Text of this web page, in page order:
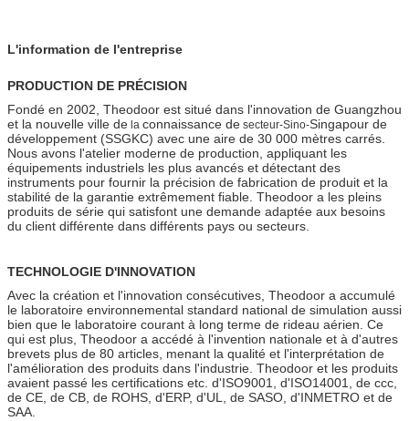
L'information de l'entreprise
PRODUCTION DE PRÉCISION
Fondé en 2002, Theodoor est situé dans l'innovation de Guangzhou
et la nouvelle ville de la connaissance de secteur-Sino-Singapour de
développement (SSGKC) avec une aire de 30 000 mètres carrés.
Nous avons l'atelier moderne de production, appliquant les
équipements industriels les plus avancés et détectant des
instruments pour fournir la précision de fabrication de produit et la
stabilité de la garantie extrêmement fiable. Theodoor a les pleins
produits de série qui satisfont une demande adaptée aux besoins
du client différente dans différents pays ou secteurs.
TECHNOLOGIE D'INNOVATION
Avec la création et l'innovation consécutives, Theodoor a accumulé
le laboratoire environnemental standard national de simulation aussi
bien que le laboratoire courant à long terme de rideau aérien. Ce
qui est plus, Theodoor a accédé à l'invention nationale et à d'autres
brevets plus de 80 articles, menant la qualité et l'interprétation de
l'amélioration des produits dans l'industrie. Theodoor et les produits
avaient passé les certifications etc. d'ISO9001, d'ISO14001, de ccc,
de CE, de CB, de ROHS, d'ERP, d'UL, de SASO, d'INMETRO et de
SAA.